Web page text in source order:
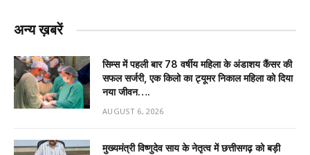
अन्य ख़बरें
सिम्स में पहली बार 78 वर्षीय महिला के अंडाशय कैंसर की
सफल सर्जरी, एक किलो का ट्यूमर निकाल महिला को दिया
नया जीवन….
AUGUST 6, 2026
मुख्यमंत्री विष्णुदेव साय के नेतृत्व में छत्तीसगढ़ को बड़ी